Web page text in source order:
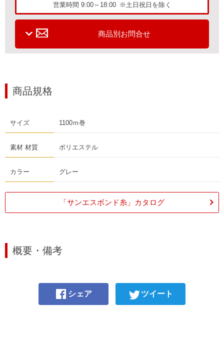
営業時間 9:00～18:00 ※土日祝日を除く
商品別お問合せ
商品規格
サイズ 1100ｍ巻
素材 材質 ポリエステル
カラー グレー
「サンエスボンド糸」カタログ
概要・備考
シェア ツイート